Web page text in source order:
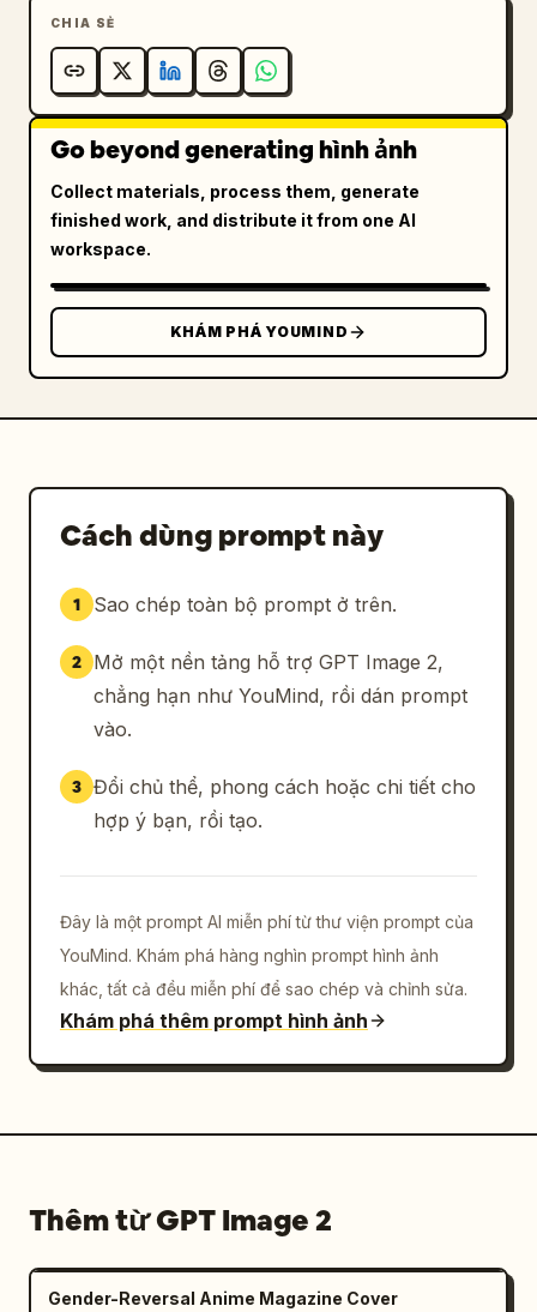
CHIA SẺ
Go beyond generating hình ảnh
Collect materials, process them, generate
finished work, and distribute it from one AI
workspace.
KHÁM PHÁ YOUMIND
Cách dùng prompt này
1 Sao chép toàn bộ prompt ở trên.
2
Mở một nền tảng hỗ trợ GPT Image 2,
chẳng hạn như YouMind, rồi dán prompt
vào.
3 Đổi chủ thể, phong cách hoặc chi tiết cho
hợp ý bạn, rồi tạo.
Đây là một prompt AI miễn phí từ thư viện prompt của
YouMind. Khám phá hàng nghìn prompt hình ảnh
khác, tất cả đều miễn phí để sao chép và chỉnh sửa.
Khám phá thêm prompt hình ảnh
Thêm từ GPT Image 2
Gender-Reversal Anime Magazine Cover